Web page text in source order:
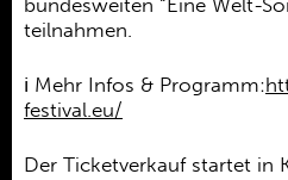
bundesweiten “Eine Welt-
teilnahmen.
ℹ️ Mehr Infos & Programm:
festival.eu/
Der Ticketverkauf startet in